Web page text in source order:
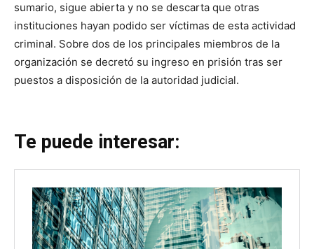
sumario, sigue abierta y no se descarta que otras
instituciones hayan podido ser víctimas de esta actividad
criminal. Sobre dos de los principales miembros de la
organización se decretó su ingreso en prisión tras ser
puestos a disposición de la autoridad judicial.
Te puede interesar: